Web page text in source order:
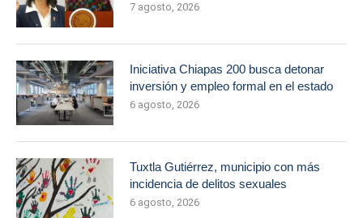
7 agosto, 2026
Iniciativa Chiapas 200 busca detonar
inversión y empleo formal en el estado
6 agosto, 2026
Tuxtla Gutiérrez, municipio con más
incidencia de delitos sexuales
6 agosto, 2026